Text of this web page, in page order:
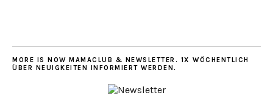
MORE IS NOW MAMACLUB & NEWSLETTER. 1X WÖCHENTLICH
ÜBER NEUIGKEITEN INFORMIERT WERDEN.